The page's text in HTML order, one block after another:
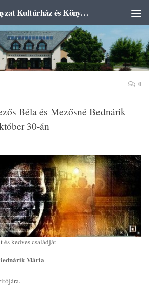
Tát Város Önkormányzat Kultúrház és Könyvtár
0
Béla és Mezősné Bednárik
30-án
kedves családját
Mária